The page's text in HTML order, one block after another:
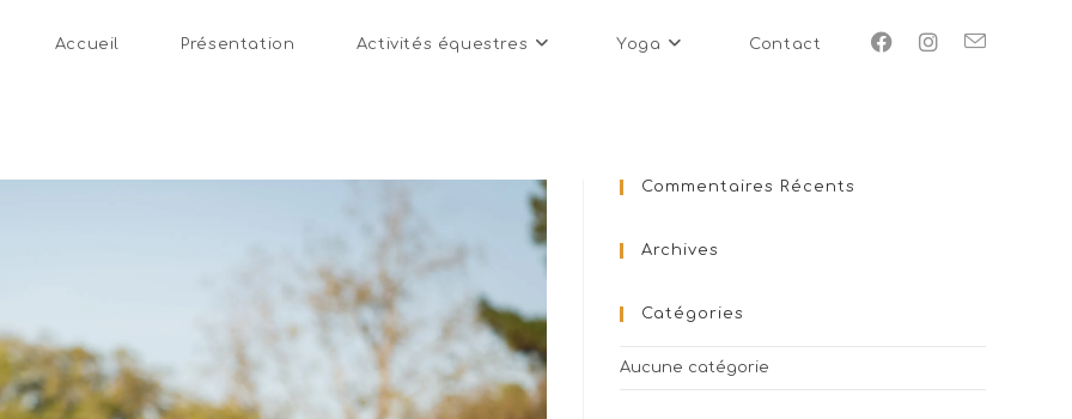
Accueil Présentation Activités équestres Yoga Contact
Commentaires Récents
Archives
Catégories
Aucune catégorie